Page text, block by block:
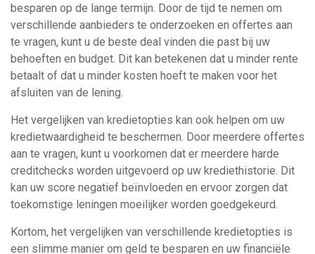
besparen op de lange termijn. Door de tijd te nemen om
verschillende aanbieders te onderzoeken en offertes aan
te vragen, kunt u de beste deal vinden die past bij uw
behoeften en budget. Dit kan betekenen dat u minder rente
betaalt of dat u minder kosten hoeft te maken voor het
afsluiten van de lening.
Het vergelijken van kredietopties kan ook helpen om uw
kredietwaardigheid te beschermen. Door meerdere offertes
aan te vragen, kunt u voorkomen dat er meerdere harde
creditchecks worden uitgevoerd op uw krediethistorie. Dit
kan uw score negatief beïnvloeden en ervoor zorgen dat
toekomstige leningen moeilijker worden goedgekeurd.
Kortom, het vergelijken van verschillende kredietopties is
een slimme manier om geld te besparen en uw financiële